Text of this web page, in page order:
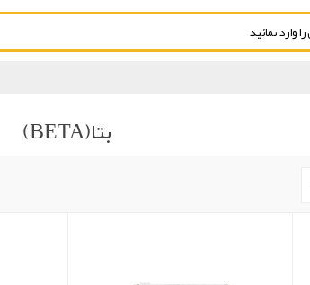
بتا(BETA)